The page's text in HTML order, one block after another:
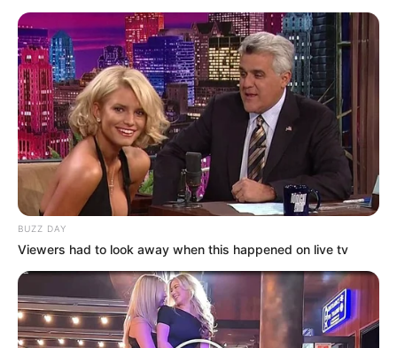
BUZZ DAY
Viewers had to look away when this happened on live tv